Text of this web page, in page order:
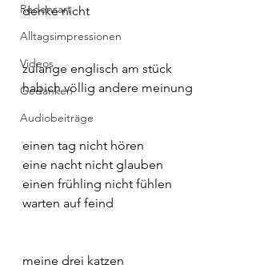
Redensart
Alltagsimpressionen
Videos
Gedanken
Audiobeiträge
denke nicht
zulange englisch am stück
habich völlig andere meinung
einen tag nicht hören
eine nacht nicht glauben
einen frühling nicht fühlen
warten auf feind
meine drei katzen